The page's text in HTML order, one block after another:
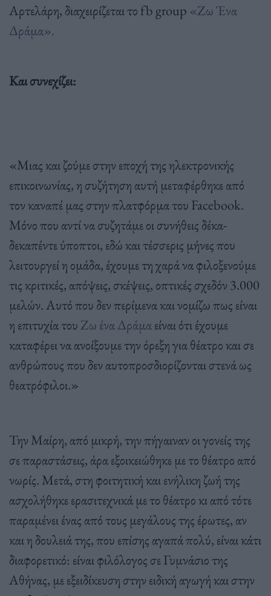
Αρτελάρη, διαχειρίζεται το fb group «Ζω Ένα
Δράμα».
Και συνεχίζει:
«Μιας και ζούμε στην εποχή της ηλεκτρονικής
επικοινωνίας, η συζήτηση αυτή μεταφέρθηκε από
τον καναπέ μας στην πλατφόρμα του Facebook.
Μόνο που αντί να συζητάμε οι συνήθεις δέκα-
δεκαπέντε ύποπτοι, εδώ και τέσσερις μήνες που
λειτουργεί η ομάδα, έχουμε τη χαρά να φιλοξενούμε
τις κριτικές, απόψεις, σκέψεις, οπτικές σχεδόν 3.000
μελών. Αυτό που δεν περίμενα και νομίζω πως είναι
η επιτυχία του Ζω ένα Δράμαείναι ότι έχουμε
καταφέρει να ανοίξουμε την όρεξη για θέατρο και σε
ανθρώπους που δεν αυτοπροσδιορίζονται στενά ως
θεατρόφιλοι.»
Την Μαίρη, από μικρή, την πήγαιναν οι γονείς της
σε παραστάσεις, άρα εξοικειώθηκε με το θέατρο από
νωρίς. Μετά, στη φοιτητική και ενήλικη ζωή της
ασχολήθηκε ερασιτεχνικά με το θέατρο κι από τότε
παραμένει ένας από τους μεγάλους της έρωτες, αν
και η δουλειά της, που επίσης αγαπά πολύ, είναι κάτι
διαφορετικό: είναι φιλόλογος σε Γυμνάσιο της
Αθήνας, με εξειδίκευση στην ειδική αγωγή και στην